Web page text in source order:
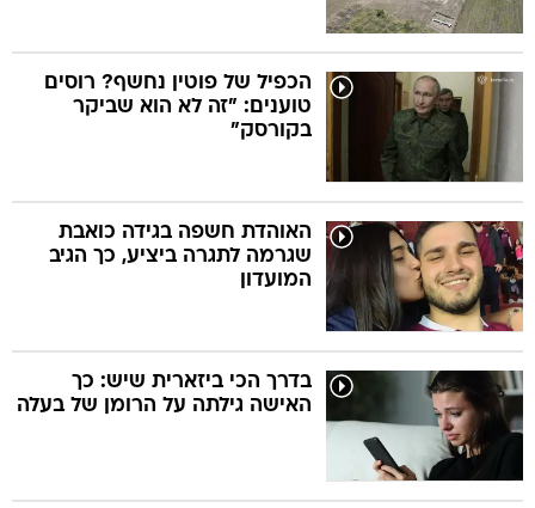
הכפיל של פוטין נחשף? רוסים
טוענים: "זה לא הוא שביקר
בקורסק"
האוהדת חשפה בגידה כואבת
שגרמה לתגרה ביציע, כך הגיב
המועדון
בדרך הכי ביזארית שיש: כך
האישה גילתה על הרומן של בעלה